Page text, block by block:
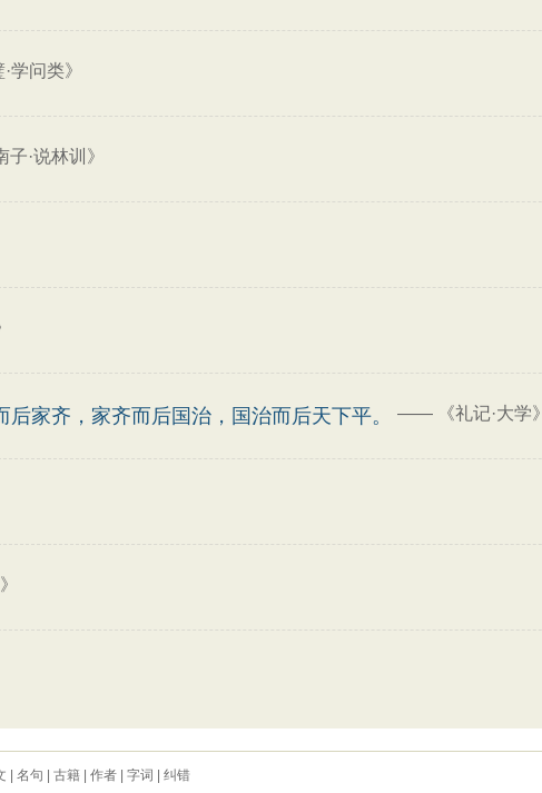
学问类》
子·说林训》
家齐，家齐而后国治，国治而后天下平。 —— 《礼记·大学》
名句 古籍| 作者| 字词 纠错